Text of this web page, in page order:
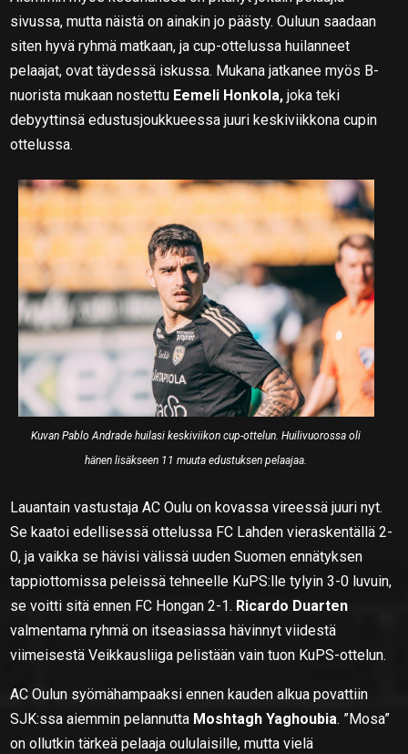
sivussa, mutta näistä on ainakin jo päästy. Ouluun saadaan
siten hyvä ryhmä matkaan, ja cup-ottelussa huilanneet
pelaajat, ovat täydessä iskussa. Mukana jatkanee myös B-
nuorista mukaan nostettu Eemeli Honkola, joka teki
debyyttinsä edustusjoukkueessa juuri keskiviikkona cupin
ottelussa.
Kuvan Pablo Andrade huilasi keskiviikon cup-ottelun. Huilivuorossa oli
hänen lisäkseen 11 muuta edustuksen pelaajaa.
Lauantain vastustaja AC Oulu on kovassa vireessä juuri nyt.
Se kaatoi edellisessä ottelussa FC Lahden vieraskentällä 2-
0, ja vaikka se hävisi välissä uuden Suomen ennätyksen
tappiottomissa peleissä tehneelle KuPS:lle tylyin 3-0 luvuin,
se voitti sitä ennen FC Hongan 2-1. Ricardo Duarten
valmentama ryhmä on itseasiassa hävinnyt viidestä
viimeisestä Veikkausliiga pelistään vain tuon KuPS-ottelun.
AC Oulun syömähampaaksi ennen kauden alkua povattiin
SJK:ssa aiemmin pelannutta Moshtagh Yaghoubia. ”Mosa”
on ollutkin tärkeä pelaaja oululaisille, mutta vielä